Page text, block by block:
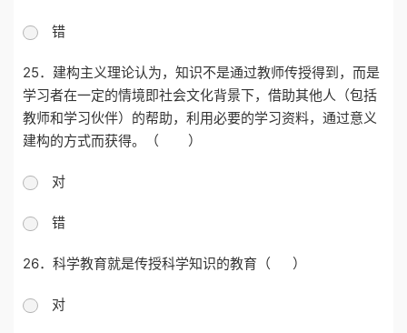
错
25． 建构主义理论认为，知识不是通过教师传授得到，而是
学习者在一定的情境即社会文化背景下，借助其他人（包括
教师和学习伙伴）的帮助，利用必要的学习资料，通过意义
建构的方式而获得。（
）
对
错
26． 科学教育就是传授科学知识的教育（ ）
对